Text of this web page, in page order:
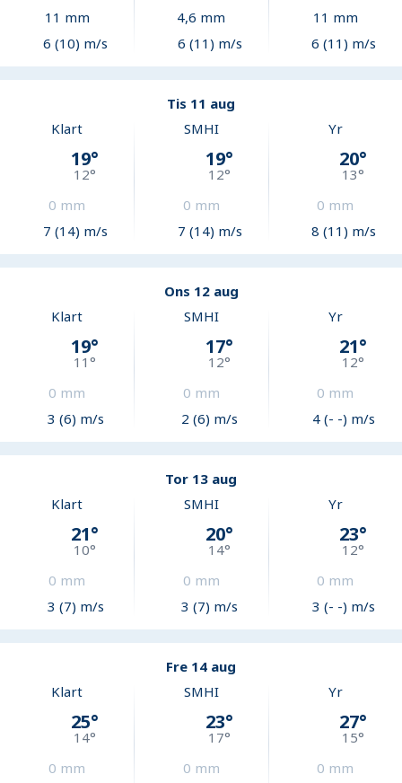
11 mm
6 (10) m/s
4,6 mm
6 (11) m/s
11 mm
6 (11) m/s
Tis 11 aug
Klart
19°
12°
0 mm
7 (14) m/s
SMHI
19°
12°
0 mm
7 (14) m/s
Yr
20°
13°
0 mm
8 (11) m/s
Ons 12 aug
Klart
19°
11°
0 mm
3 (6) m/s
SMHI
17°
12°
0 mm
2 (6) m/s
Yr
21°
12°
0 mm
4 (- -) m/s
Tor 13 aug
Klart
21°
10°
0 mm
3 (7) m/s
SMHI
20°
14°
0 mm
3 (7) m/s
Yr
23°
12°
0 mm
3 (- -) m/s
Fre 14 aug
Klart
25°
14°
0 mm
SMHI
23°
17°
0 mm
Yr
27°
15°
0 mm